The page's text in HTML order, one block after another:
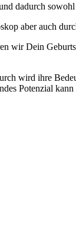
dadurch
aber auch
wir Dein
wird ihre
Potenzial